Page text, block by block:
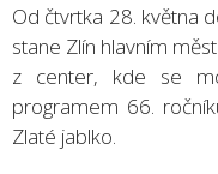
Od čtvrtka 28. května
stane Zlín hlavním
z center, kde se
programem 66.
Zlaté jablko.